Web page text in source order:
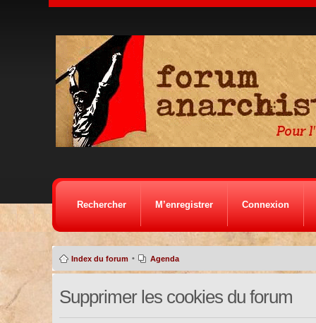
Rechercher M’enregistrer Connexion
Index du forum • Agenda
Supprimer les cookies du forum